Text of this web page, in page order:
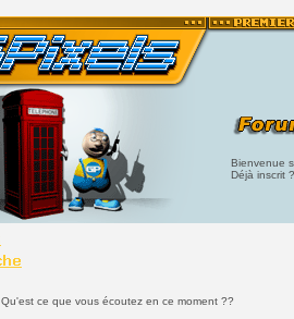
Bienvenue
Déjà inscrit
Qu'est ce que vous écoutez en ce moment ??